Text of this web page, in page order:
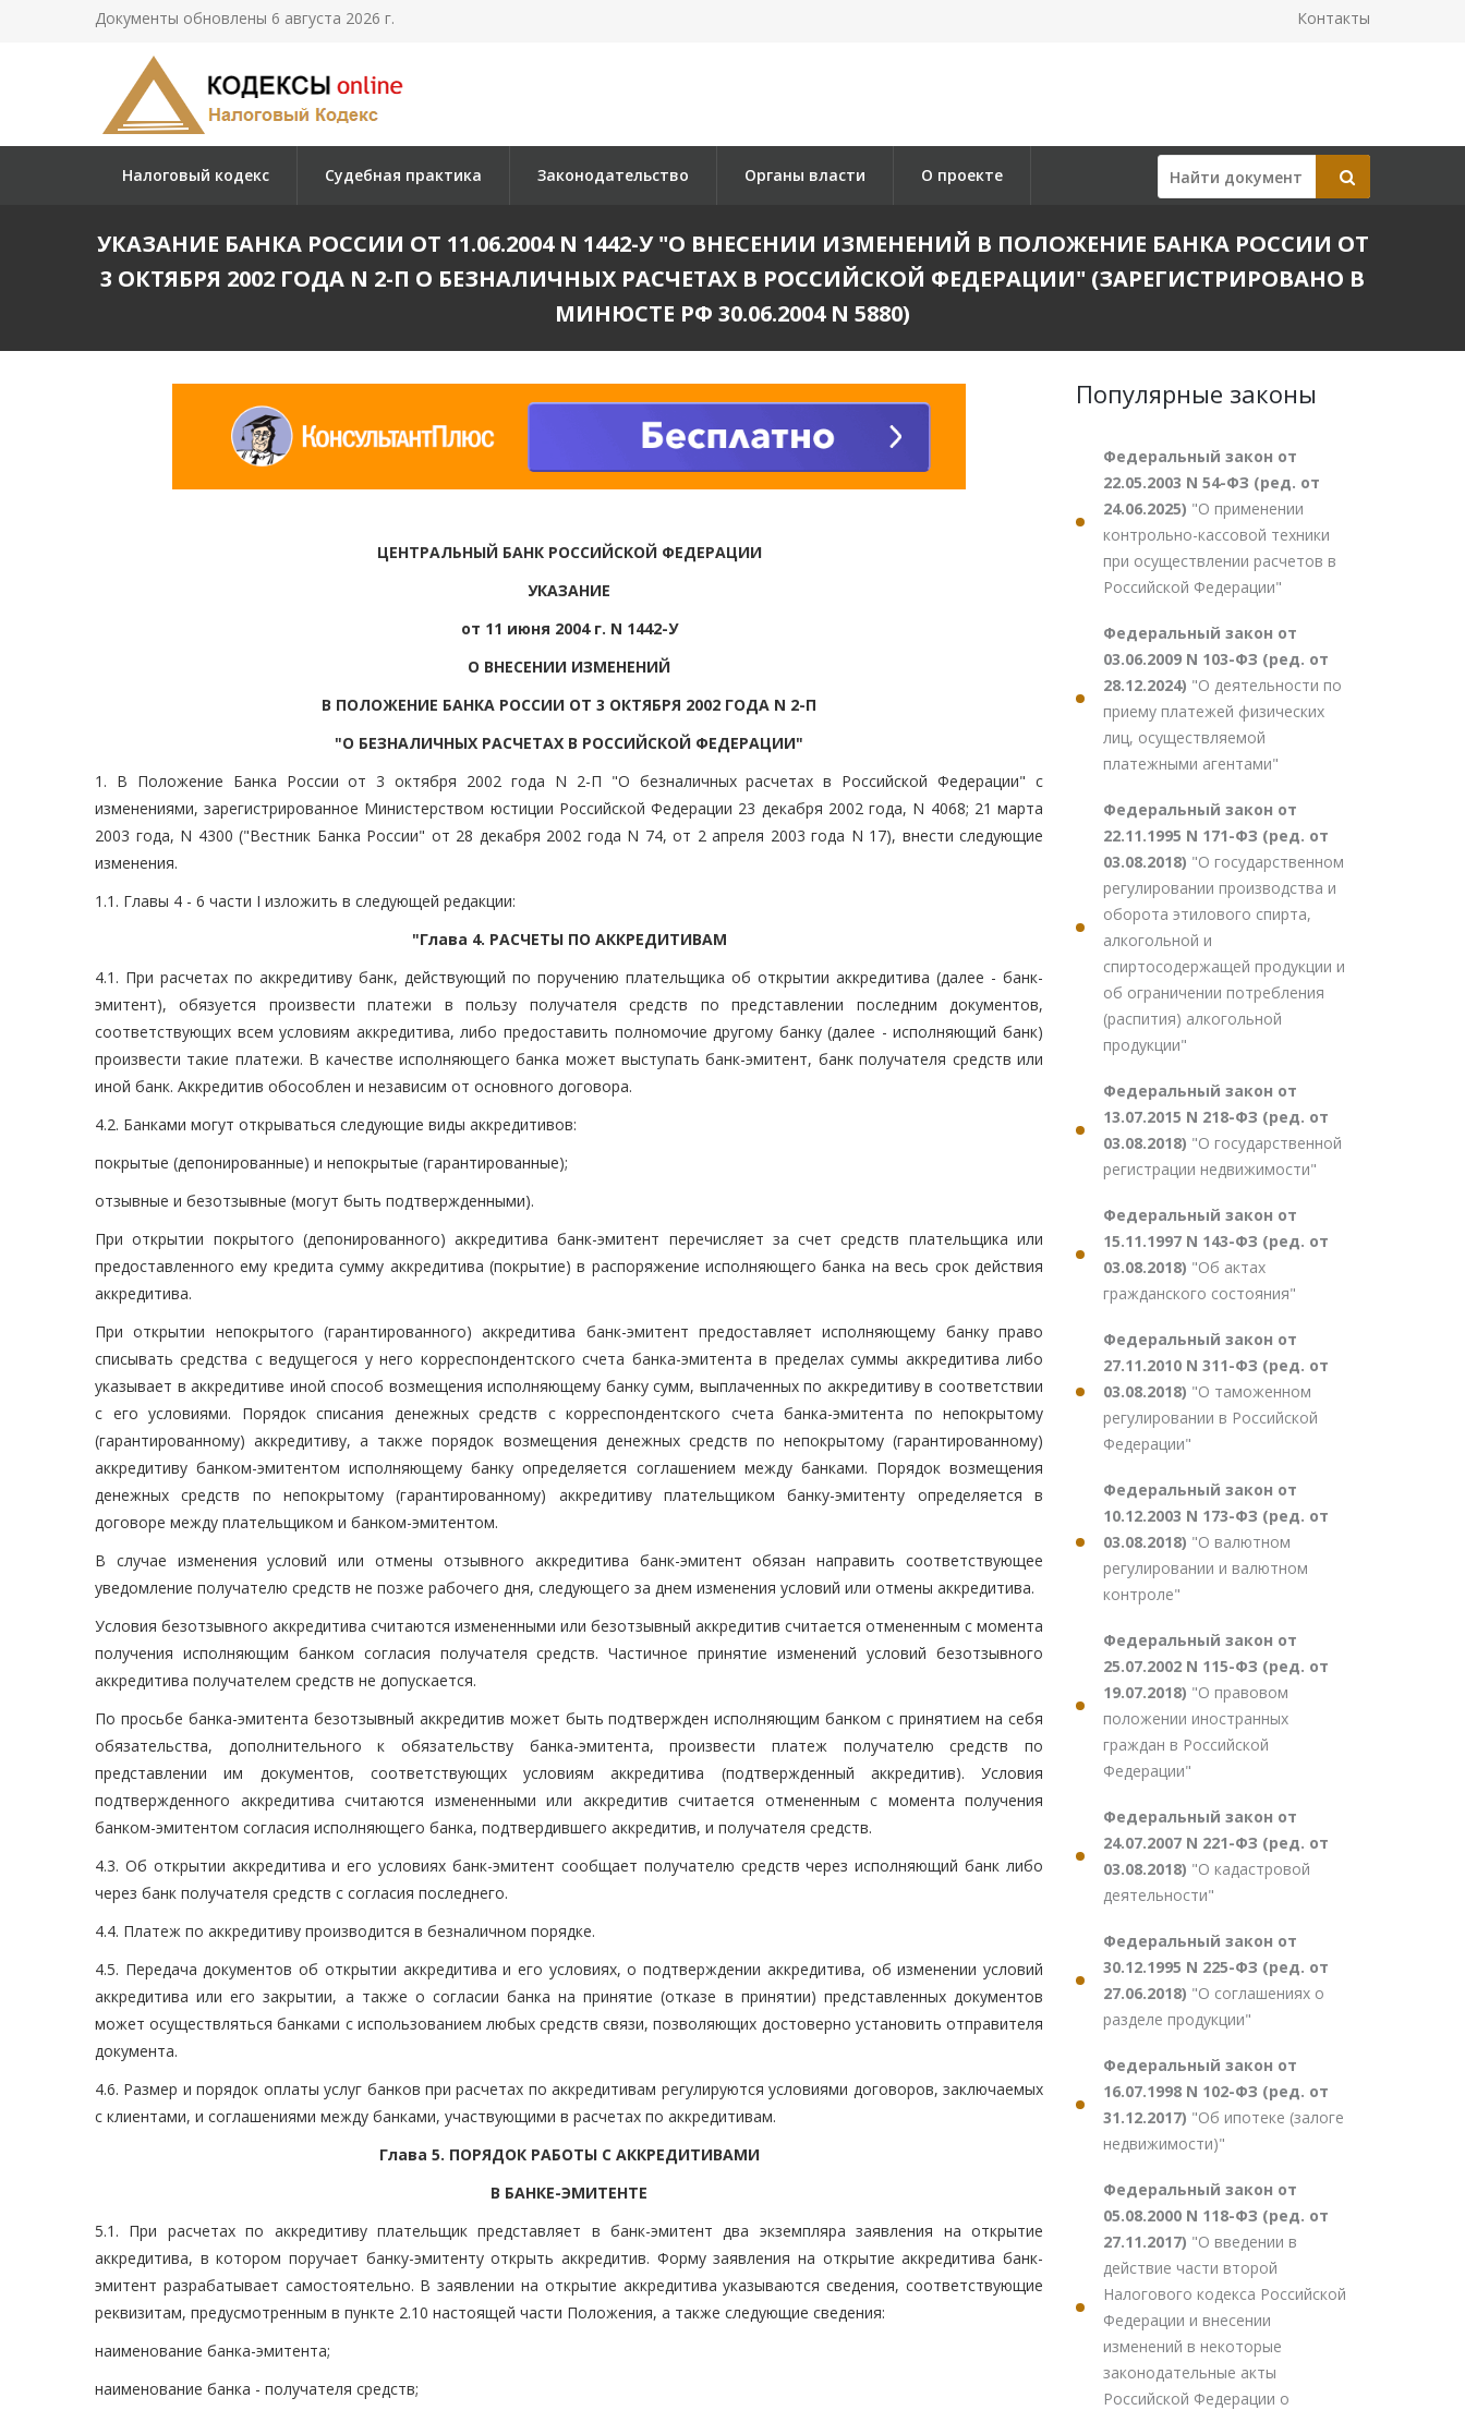
Документы обновлены 6 августа 2026 г. Контакты
Налоговый кодекс Судебная практика Законодательство Органы власти О проекте
УКАЗАНИЕ БАНКА РОССИИ ОТ 11.06.2004 N 1442-У "О ВНЕСЕНИИ ИЗМЕНЕНИЙ В ПОЛОЖЕНИЕ БАНКА РОССИИ ОТ
3 ОКТЯБРЯ 2002 ГОДА N 2-П О БЕЗНАЛИЧНЫХ РАСЧЕТАХ В РОССИЙСКОЙ ФЕДЕРАЦИИ" (ЗАРЕГИСТРИРОВАНО В
МИНЮСТЕ РФ 30.06.2004 N 5880)
ЦЕНТРАЛЬНЫЙ БАНК РОССИЙСКОЙ ФЕДЕРАЦИИ
УКАЗАНИЕ
от 11 июня 2004 г. N 1442-У
О ВНЕСЕНИИ ИЗМЕНЕНИЙ
В ПОЛОЖЕНИЕ БАНКА РОССИИ ОТ 3 ОКТЯБРЯ 2002 ГОДА N 2-П
"О БЕЗНАЛИЧНЫХ РАСЧЕТАХ В РОССИЙСКОЙ ФЕДЕРАЦИИ"
1. В Положение Банка России от 3 октября 2002 года N 2-П "О безналичных расчетах в Российской Федерации" с
изменениями, зарегистрированное Министерством юстиции Российской Федерации 23 декабря 2002 года, N 4068; 21 марта
2003 года, N 4300 ("Вестник Банка России" от 28 декабря 2002 года N 74, от 2 апреля 2003 года N 17), внести следующие
изменения.
1.1. Главы 4 - 6 части I изложить в следующей редакции:
"Глава 4. РАСЧЕТЫ ПО АККРЕДИТИВАМ
4.1. При расчетах по аккредитиву банк, действующий по поручению плательщика об открытии аккредитива (далее - банк-
эмитент), обязуется произвести платежи в пользу получателя средств по представлении последним документов,
соответствующих всем условиям аккредитива, либо предоставить полномочие другому банку (далее - исполняющий банк)
произвести такие платежи. В качестве исполняющего банка может выступать банк-эмитент, банк получателя средств или
иной банк. Аккредитив обособлен и независим от основного договора.
4.2. Банками могут открываться следующие виды аккредитивов:
покрытые (депонированные) и непокрытые (гарантированные);
отзывные и безотзывные (могут быть подтвержденными).
При открытии покрытого (депонированного) аккредитива банк-эмитент перечисляет за счет средств плательщика или
предоставленного ему кредита сумму аккредитива (покрытие) в распоряжение исполняющего банка на весь срок действия
аккредитива.
При открытии непокрытого (гарантированного) аккредитива банк-эмитент предоставляет исполняющему банку право
списывать средства с ведущегося у него корреспондентского счета банка-эмитента в пределах суммы аккредитива либо
указывает в аккредитиве иной способ возмещения исполняющему банку сумм, выплаченных по аккредитиву в соответствии
с его условиями. Порядок списания денежных средств с корреспондентского счета банка-эмитента по непокрытому
(гарантированному) аккредитиву, а также порядок возмещения денежных средств по непокрытому (гарантированному)
аккредитиву банком-эмитентом исполняющему банку определяется соглашением между банками. Порядок возмещения
денежных средств по непокрытому (гарантированному) аккредитиву плательщиком банку-эмитенту определяется в
договоре между плательщиком и банком-эмитентом.
В случае изменения условий или отмены отзывного аккредитива банк-эмитент обязан направить соответствующее
уведомление получателю средств не позже рабочего дня, следующего за днем изменения условий или отмены аккредитива.
Условия безотзывного аккредитива считаются измененными или безотзывный аккредитив считается отмененным с момента
получения исполняющим банком согласия получателя средств. Частичное принятие изменений условий безотзывного
аккредитива получателем средств не допускается.
По просьбе банка-эмитента безотзывный аккредитив может быть подтвержден исполняющим банком с принятием на себя
обязательства, дополнительного к обязательству банка-эмитента, произвести платеж получателю средств по
представлении им документов, соответствующих условиям аккредитива (подтвержденный аккредитив). Условия
подтвержденного аккредитива считаются измененными или аккредитив считается отмененным с момента получения
банком-эмитентом согласия исполняющего банка, подтвердившего аккредитив, и получателя средств.
4.3. Об открытии аккредитива и его условиях банк-эмитент сообщает получателю средств через исполняющий банк либо
через банк получателя средств с согласия последнего.
4.4. Платеж по аккредитиву производится в безналичном порядке.
4.5. Передача документов об открытии аккредитива и его условиях, о подтверждении аккредитива, об изменении условий
аккредитива или его закрытии, а также о согласии банка на принятие (отказе в принятии) представленных документов
может осуществляться банками с использованием любых средств связи, позволяющих достоверно установить отправителя
документа.
4.6. Размер и порядок оплаты услуг банков при расчетах по аккредитивам регулируются условиями договоров, заключаемых
с клиентами, и соглашениями между банками, участвующими в расчетах по аккредитивам.
Глава 5. ПОРЯДОК РАБОТЫ С АККРЕДИТИВАМИ
В БАНКЕ-ЭМИТЕНТЕ
5.1. При расчетах по аккредитиву плательщик представляет в банк-эмитент два экземпляра заявления на открытие
аккредитива, в котором поручает банку-эмитенту открыть аккредитив. Форму заявления на открытие аккредитива банк-
эмитент разрабатывает самостоятельно. В заявлении на открытие аккредитива указываются сведения, соответствующие
реквизитам, предусмотренным в пункте 2.10 настоящей части Положения, а также следующие сведения:
наименование банка-эмитента;
наименование банка - получателя средств;
Популярные законы
Федеральный закон от
22.05.2003 N 54-ФЗ (ред. от
24.06.2025) "О применении
контрольно-кассовой техники
при осуществлении расчетов в
Российской Федерации"
Федеральный закон от
03.06.2009 N 103-ФЗ (ред. от
28.12.2024) "О деятельности по
приему платежей физических
лиц, осуществляемой
платежными агентами"
Федеральный закон от
22.11.1995 N 171-ФЗ (ред. от
03.08.2018) "О государственном
регулировании производства и
оборота этилового спирта,
алкогольной и
спиртосодержащей продукции и
об ограничении потребления
(распития) алкогольной
продукции"
Федеральный закон от
13.07.2015 N 218-ФЗ (ред. от
03.08.2018) "О государственной
регистрации недвижимости"
Федеральный закон от
15.11.1997 N 143-ФЗ (ред. от
03.08.2018) "Об актах
гражданского состояния"
Федеральный закон от
27.11.2010 N 311-ФЗ (ред. от
03.08.2018) "О таможенном
регулировании в Российской
Федерации"
Федеральный закон от
10.12.2003 N 173-ФЗ (ред. от
03.08.2018) "О валютном
регулировании и валютном
контроле"
Федеральный закон от
25.07.2002 N 115-ФЗ (ред. от
19.07.2018) "О правовом
положении иностранных
граждан в Российской
Федерации"
Федеральный закон от
24.07.2007 N 221-ФЗ (ред. от
03.08.2018) "О кадастровой
деятельности"
Федеральный закон от
30.12.1995 N 225-ФЗ (ред. от
27.06.2018) "О соглашениях о
разделе продукции"
Федеральный закон от
16.07.1998 N 102-ФЗ (ред. от
31.12.2017) "Об ипотеке (залоге
недвижимости)"
Федеральный закон от
05.08.2000 N 118-ФЗ (ред. от
27.11.2017) "О введении в
действие части второй
Налогового кодекса Российской
Федерации и внесении
изменений в некоторые
законодательные акты
Российской Федерации о